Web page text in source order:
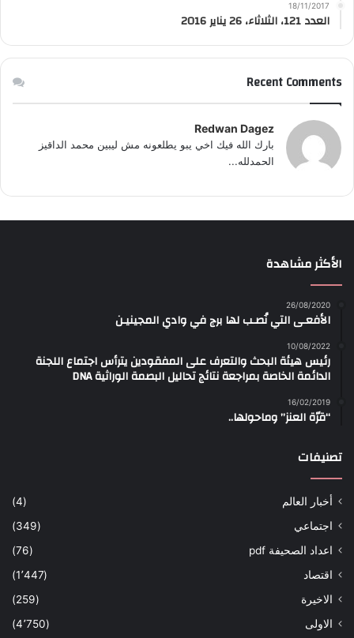
18/11/2017
العدد 121، الثلاثاء، 26 يناير 2016
Recent Comments
Redwan Dagez
بارك الله فيك اخي يبو يطلعونه مش ليبين محمد الداقيز
الحمدلله...
الأكثر مشاهدة
26/08/2020
الأفعـى التي نُصـب لها برج في وادي المجينيـن
10/08/2022
رئيس هيئة البحث والتعرف على المفقودين يترأس اجتماع اللجنة
الدائمة الخاصة بمراجعة نتائج تحاليل البصمة الوراثية DNA
16/02/2019
“قرّة العنز” وماحولها..
تصنيفات
أخبار العالم
(4)
اجتماعي
(349)
اعداد الصحيفة pdf
(76)
اقتصاد
(1٬447)
الاخيرة
(259)
الاولى
(4٬750)